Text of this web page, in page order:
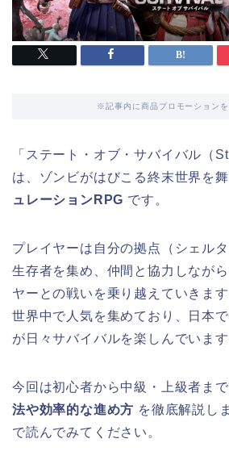
※記事内に商品プロモーション
「ステート・オブ・サバイバル（
は、ゾンビがはびこる終末世界を
ュレーションRPG です。
プレイヤーは自分の拠点（シェル
生存者を集め、仲間と協力しなが
ヤーとの戦いを乗り越えていきます
世界中で人気を集めており、日本
が日々サバイバルを楽しんでいます
今回は初心者から中級・上級者ま
法や効率的な進め方 を徹底解説し
で読んでみてください。